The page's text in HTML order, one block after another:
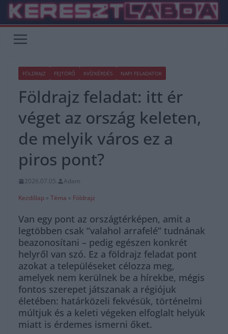
Skip
content
FÖLDRAJZ FEJTÖRŐ KVÍZKÉRDÉS NAPI FELADATOK
Földrajz feladat: itt ér
véget az ország keleten,
de melyik város ez a
piros pont?
2026.07.05.
Adam
Kezdőlap » Téma » Földrajz
Van egy pont az országtérképen, amit a
legtöbben csak “valahol arrafelé” tudnának
beazonosítani – pedig egészen konkrét
helyről van szó. Ez a földrajz feladat pont
azokat a településeket célozza meg,
amelyek nem kerülnek be a hírekbe, mégis
fontos szerepet játszanak a régiójuk
életében: határközeli fekvésük, történelmi
múltjuk és a keleti végeken elfoglalt helyük
miatt is érdemes ismerni őket.